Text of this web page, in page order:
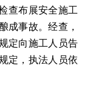
查布展安全施工
成事故。经查，
定向施工人员告
定，执法人员依